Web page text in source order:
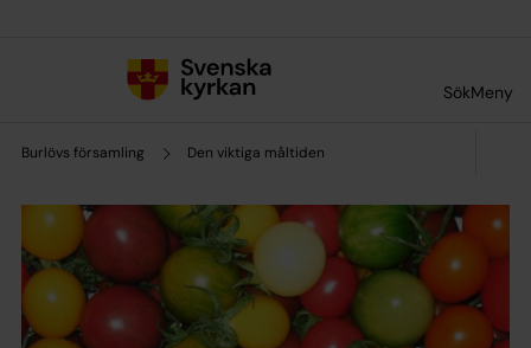
SökMeny
Burlövs församling Den viktiga måltiden